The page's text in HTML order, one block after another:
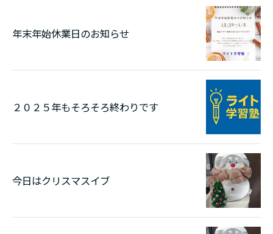
年末年始休業日のお知らせ
２０２５年もそろそろ終わりです
今日はクリスマスイブ